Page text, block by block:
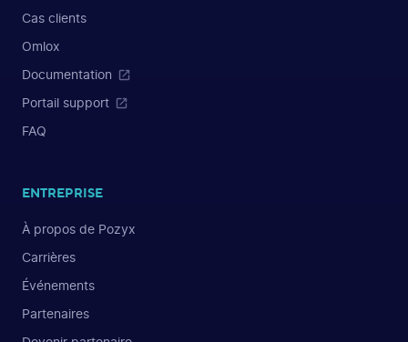
Cas clients
Omlox
Documentation
Portail support
FAQ
ENTREPRISE
À propos de Pozyx
Carrières
Événements
Partenaires